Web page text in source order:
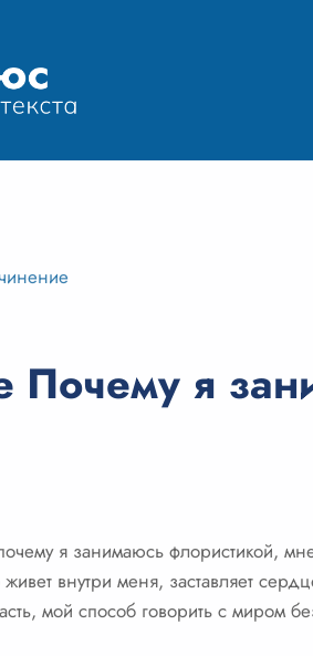
Почему я
я занимаюсь флористикой,
живет внутри меня, заставляет
мой способ говорить с миром